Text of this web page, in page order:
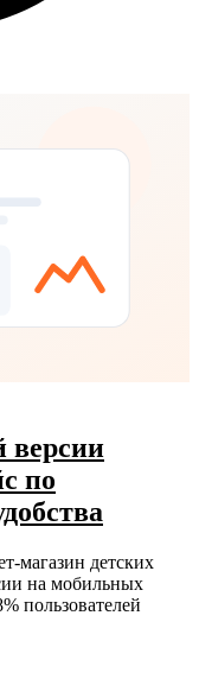
версии
по
магазин детских
на мобильных
пользователей